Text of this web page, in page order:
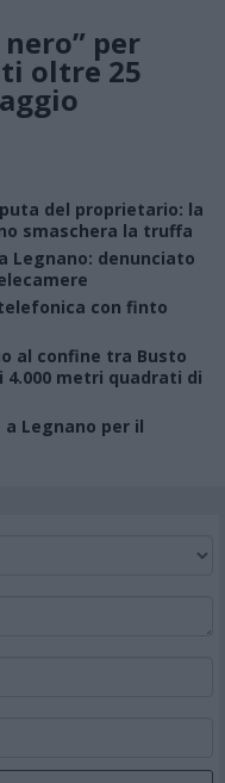
per
oltre 25
del proprietario: la
smaschera la truffa
Legnano: denunciato
con finto
al confine tra Busto
4.000 metri quadrati di
Legnano per il